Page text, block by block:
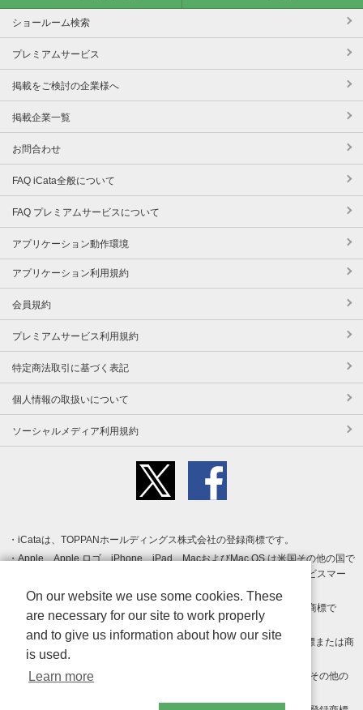
ショールーム検索
プレミアムサービス
掲載をご検討の企業様へ
掲載企業一覧
お問合わせ
FAQ iCata全般について
FAQ プレミアムサービスについて
アプリケーション動作環境
アプリケーション利用規約
会員規約
プレミアムサービス利用規約
特定商法取引に基づく表記
個人情報の取扱いについて
ソーシャルメディア利用規約
iCataは、TOPPANホールディングス株式会社の登録商標です。
Apple、Apple ロゴ、iPhone、iPad、MacおよびMac OS は米国その他の国で
登録された Apple Inc. の商標です。App Store は Apple Inc. のサービスマー
クです。
Android、Google Play および Google Play ロゴ は Google LLC の商標で
す。
Windows は Microsoft Inc.の米国およびその他の国における登録商標または商
標です。
Adobe、Adobe Reader、Adobe PDF は、Adobe Inc.の米国およびその他の
On our website we use some cookies. These
are necessary for our site to work properly
and to give us information about how our site
is used.
Learn more